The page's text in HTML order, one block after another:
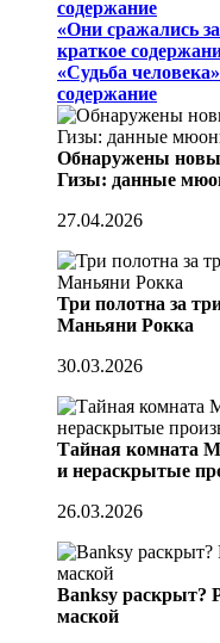
содержание
«Они сражались
краткое
«Судьба
содержание
Обнаружены
Гизы: данные
27.04.2026
Три полотна за
Маньяни Рокка
30.03.2026
Тайная комната
и нераскрытые
26.03.2026
Banksy раскрыт?
маской